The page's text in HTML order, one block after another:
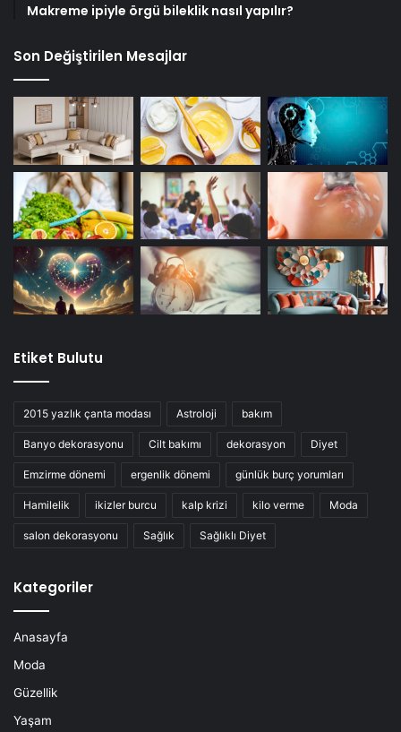
Makreme ipiyle örgü bileklik nasıl yapılır?
Son Değiştirilen Mesajlar
Etiket Bulutu
2015 yazlık çanta modası Astroloji bakım
Banyo dekorasyonu Cilt bakımı dekorasyon Diyet
Emzirme dönemi ergenlik dönemi günlük burç yorumları
Hamilelik ikizler burcu kalp krizi kilo verme Moda
salon dekorasyonu Sağlık Sağlıklı Diyet
Kategoriler
Anasayfa
Moda
Güzellik
Yaşam